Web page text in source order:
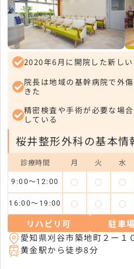
2020年6月に開院した新し
院長は地域の基幹病院で外
きた
精密検査や手術が必要な場
している
桜井整形外科の基本情
診療時間 月 火 水
9:00～12:00 ◯ ◯ ◯
16:00～19:00 ◯ ◯ ◯
リハビリ可 駐車
愛知県刈谷市築地町２ー１
黄金駅から徒歩8分